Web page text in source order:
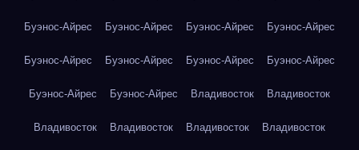
Буэнос-Айрес Буэнос-Айрес Буэнос-Айрес Буэнос-Айрес
Буэнос-Айрес Буэнос-Айрес Буэнос-Айрес Буэнос-Айрес
Буэнос-Айрес Буэнос-Айрес Владивосток Владивосток
Владивосток Владивосток Владивосток Владивосток